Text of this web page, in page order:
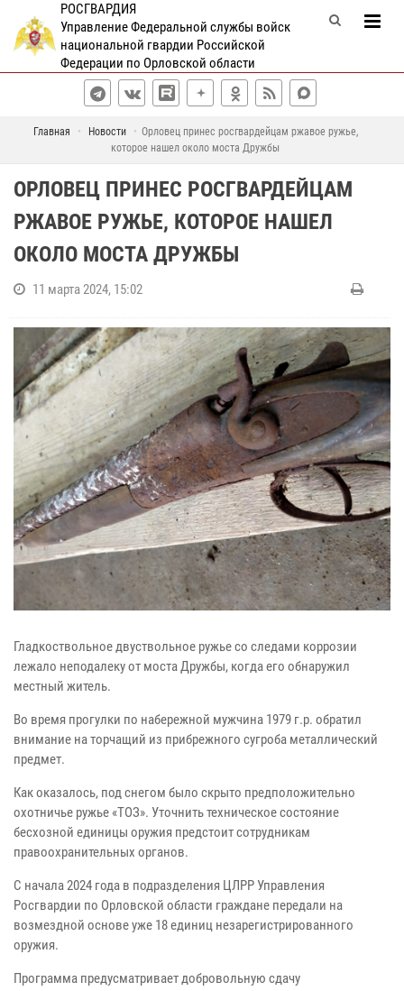
РОСГВАРДИЯ
Управление Федеральной службы войск
национальной гвардии Российской
Федерации по Орловской области
Главная Новости
Орловец принес росгвардейцам ржавое ружье,
которое нашел около моста Дружбы
ОРЛОВЕЦ ПРИНЕС РОСГВАРДЕЙЦАМ
РЖАВОЕ РУЖЬЕ, КОТОРОЕ НАШЕЛ
ОКОЛО МОСТА ДРУЖБЫ
11 марта 2024, 15:02
Гладкоствольное двуствольное ружье со следами коррозии
лежало неподалеку от моста Дружбы, когда его обнаружил
местный житель.
Во время прогулки по набережной мужчина 1979 г.р. обратил
внимание на торчащий из прибрежного сугроба металлический
предмет.
Как оказалось, под снегом было скрыто предположительно
охотничье ружье «ТОЗ». Уточнить техническое состояние
бесхозной единицы оружия предстоит сотрудникам
правоохранительных органов.
С начала 2024 года в подразделения ЦЛРР Управления
Росгвардии по Орловской области граждане передали на
возмездной основе уже 18 единиц незарегистрированного
оружия.
Программа предусматривает добровольную сдачу